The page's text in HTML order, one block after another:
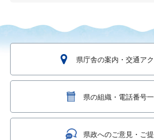
県庁舎の案内・交通ア
県の組織・電話番号
県政へのご意見・ご